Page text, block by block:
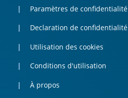
Paramètres de confidentialité
Declaration de confidentialité
Utilisation des cookies
Conditions d'utilisation
À propos